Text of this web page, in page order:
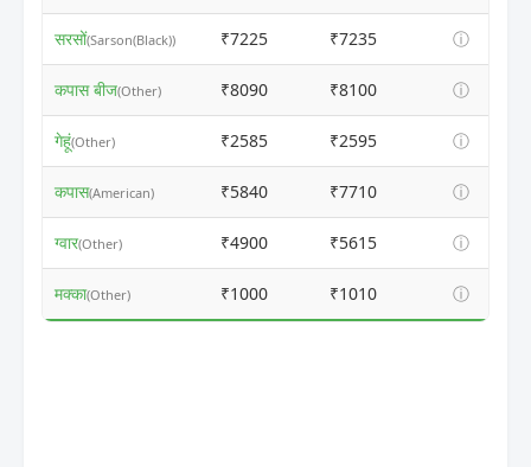
सरसों(Sarson(Black)) ₹7225 ₹7235 ⓘ
कपास बीज(Other) ₹8090 ₹8100 ⓘ
गेहूं(Other) ₹2585 ₹2595 ⓘ
कपास(American) ₹5840 ₹7710 ⓘ
ग्वार(Other) ₹4900 ₹5615 ⓘ
मक्का(Other) ₹1000 ₹1010 ⓘ